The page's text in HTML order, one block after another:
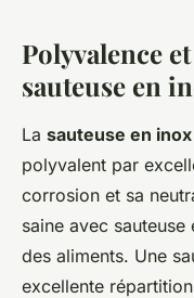
Polyvalence
sauteuse en
La sauteuse en inox
polyvalent par
corrosion et sa
saine avec
des aliments. Une
excellente